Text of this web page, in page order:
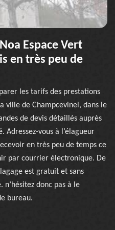
Espace Vert
en très peu de
les tarifs des prestations
ville de Champcevinel, dans le
de devis détaillés auprès
Adressez-vous à l’élagueur
en très peu de temps ce
par courrier électronique. De
est gratuit et sans
donc pas à le
bureau.